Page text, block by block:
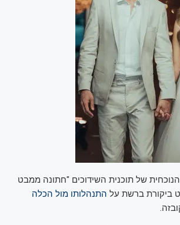
של תוכנית השידוכים "חתונה ממבט
ביקורת ברשת על התנהלותו מול הכלה